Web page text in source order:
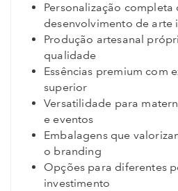
Personalização completa
desenvolvimento de arte
Produção artesanal
qualidade
Essências premium com
superior
Versatilidade para
e eventos
Embalagens que
o branding
Opções para diferentes
investimento